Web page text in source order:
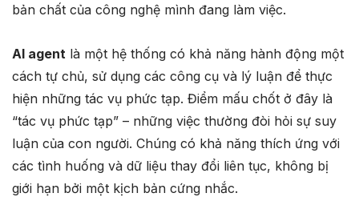
bản chất của công nghệ mình đang làm việc.
AI agent là một hệ thống có khả năng hành động một
cách tự chủ, sử dụng các công cụ và lý luận để thực
hiện những tác vụ phức tạp. Điểm mấu chốt ở đây là
“tác vụ phức tạp” – những việc thường đòi hỏi sự suy
luận của con người. Chúng có khả năng thích ứng với
các tình huống và dữ liệu thay đổi liên tục, không bị
giới hạn bởi một kịch bản cứng nhắc.